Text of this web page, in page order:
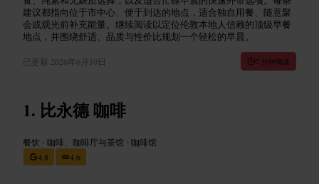
建议都指向位于市中心、便于到达的地点，适合独自用餐、随意聚
会或观光前补充能量。继续阅读以定位伦敦本地人信赖的顶级早餐
地点，并围绕舒适、品质与性价比规划一个轻松的早晨。
已更新 2026年6月10日 7 分钟阅读
比永德 咖啡
餐饮 •咖啡、咖啡厅与茶馆 •咖啡馆
4.8
4.6